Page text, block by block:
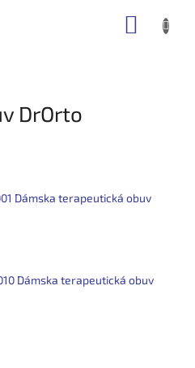
DrOrto
Dámska terapeutická obuv
Dámska terapeutická obuv